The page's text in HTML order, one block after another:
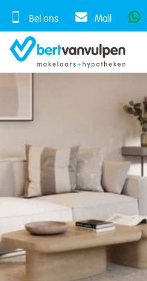
content
Bel ons Mail